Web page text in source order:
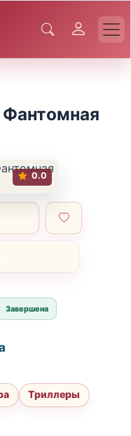
Фантомная
0.0
Завершена
Триллеры